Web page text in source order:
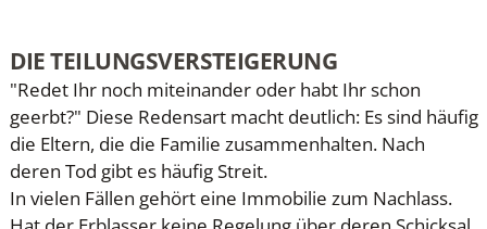
DIE TEILUNGSVERSTEIGERUNG
"Redet Ihr noch miteinander oder habt Ihr schon
geerbt?" Diese Redensart macht deutlich: Es sind häufig
die Eltern, die die Familie zusammenhalten. Nach
deren Tod gibt es häufig Streit.
In vielen Fällen gehört eine Immobilie zum Nachlass.